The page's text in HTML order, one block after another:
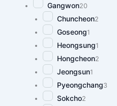
Gangwon20
Chuncheon2
Goseong1
Heongsung1
Hongcheon2
Jeongsun1
Pyeongchang3
Sokcho2